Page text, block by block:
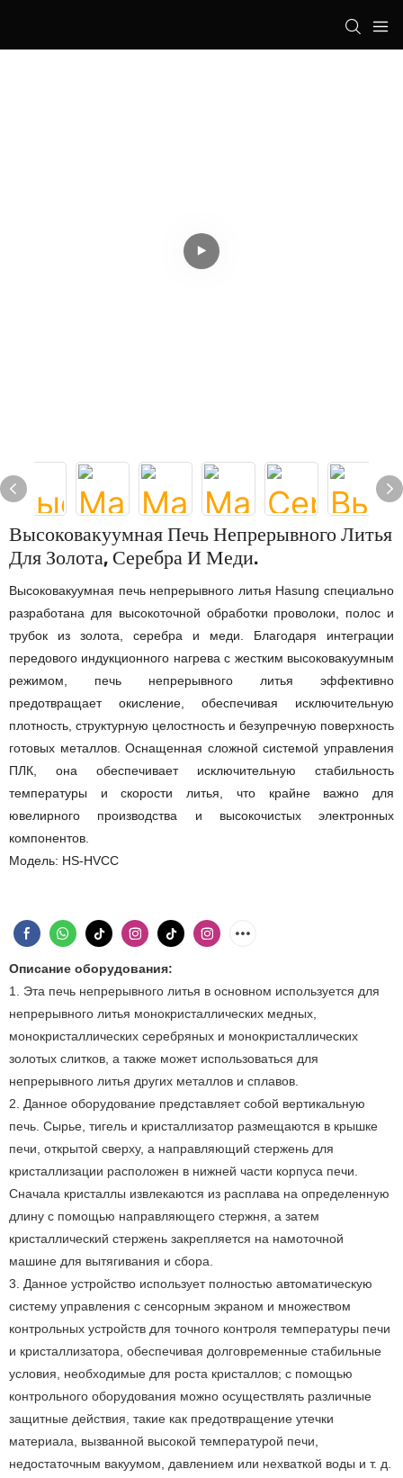
Высоковакуумная Печь Непрерывного Литья
Для Золота, Серебра И Меди.
Высоковакуумная печь непрерывного литья Hasung специально
разработана для высокоточной обработки проволоки, полос и
трубок из золота, серебра и меди. Благодаря интеграции
передового индукционного нагрева с жестким высоковакуумным
режимом, печь непрерывного литья эффективно
предотвращает окисление, обеспечивая исключительную
плотность, структурную целостность и безупречную поверхность
готовых металлов. Оснащенная сложной системой управления
ПЛК, она обеспечивает исключительную стабильность
температуры и скорости литья, что крайне важно для
ювелирного производства и высокочистых электронных
компонентов.
Модель: HS-HVCC
Описание оборудования:
1. Эта печь непрерывного литья в основном используется для
непрерывного литья монокристаллических медных,
монокристаллических серебряных и монокристаллических
золотых слитков, а также может использоваться для
непрерывного литья других металлов и сплавов.
2. Данное оборудование представляет собой вертикальную
печь. Сырье, тигель и кристаллизатор размещаются в крышке
печи, открытой сверху, а направляющий стержень для
кристаллизации расположен в нижней части корпуса печи.
Сначала кристаллы извлекаются из расплава на определенную
длину с помощью направляющего стержня, а затем
кристаллический стержень закрепляется на намоточной
машине для вытягивания и сбора.
3. Данное устройство использует полностью автоматическую
систему управления с сенсорным экраном и множеством
контрольных устройств для точного контроля температуры печи
и кристаллизатора, обеспечивая долговременные стабильные
условия, необходимые для роста кристаллов; с помощью
контрольного оборудования можно осуществлять различные
защитные действия, такие как предотвращение утечки
материала, вызванной высокой температурой печи,
недостаточным вакуумом, давлением или нехваткой воды и т. д.